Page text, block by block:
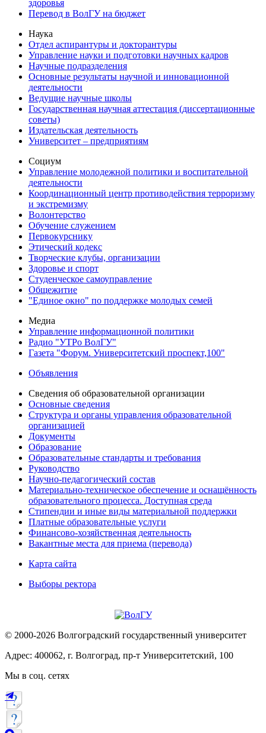
здоровья
Перевод в ВолГУ на бюджет
Наука
Отдел аспирантуры и докторантуры
Управление науки и подготовки научных кадров
Научные подразделения
Основные результаты научной и инновационной
деятельности
Ведущие научные школы
Государственная научная аттестация (диссертационные
советы)
Издательская деятельность
Университет – предприятиям
Социум
Управление молодежной политики и воспитательной
деятельности
Координационный центр противодействия терроризму
и экстремизму
Волонтерство
Обучение служением
Первокурснику
Этический кодекс
Творческие клубы, организации
Здоровье и спорт
Студенческое самоуправление
Общежитие
"Единое окно" по поддержке молодых семей
Медиа
Управление информационной политики
Радио "УТРо ВолГУ"
Газета "Форум. Университетский проспект,100"
Объявления
Сведения об образовательной организации
Основные сведения
Структура и органы управления образовательной
организацией
Документы
Образование
Образовательные стандарты и требования
Руководство
Научно-педагогический состав
Материально-техническое обеспечение и оснащённость
образовательного процесса. Доступная среда
Стипендии и иные виды материальной поддержки
Платные образовательные услуги
Финансово-хозяйственная деятельность
Вакантные места для приема (перевода)
Карта сайта
Выборы ректора
© 2000-2026 Волгоградский государственный университет
Адрес: 400062, г. Волгоград, пр-т Университетский, 100
Мы в соц. сетях